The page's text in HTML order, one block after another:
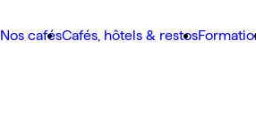
Nos cafésCafés, hôtels & restos